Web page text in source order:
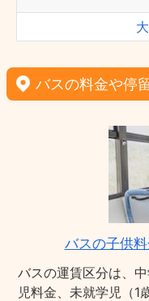
バスの料金や停
バスの子供
バスの運賃区分は、
児料金、未就学児（1